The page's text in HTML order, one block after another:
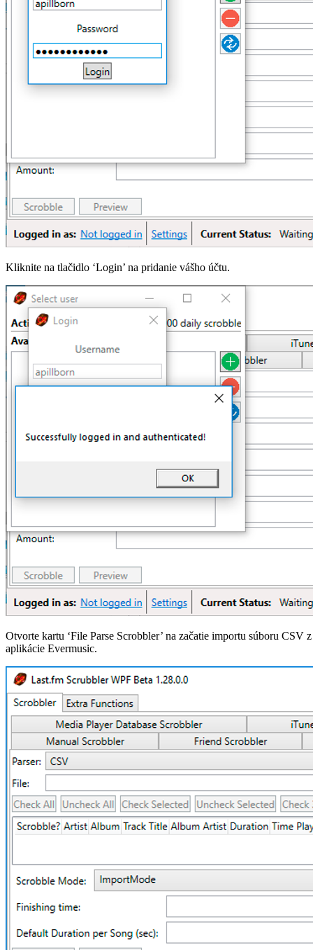
Kliknite na tlačidlo ‘Login’ na pridanie vášho účtu.
Otvorte kartu ‘File Parse Scrobbler’ na začatie importu súboru CSV z
aplikácie Evermusic.